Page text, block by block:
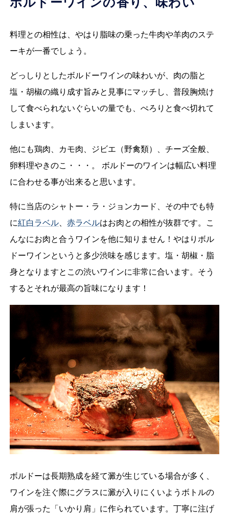
料理との相性は、やはり脂味の乗った牛肉や羊肉のステ
ーキが一番でしょう。
どっしりとしたボルドーワインの味わいが、肉の脂と
塩・胡椒の織り成す旨みと見事にマッチし、普段胸焼け
して食べられないぐらいの量でも、ぺろりと食べ切れて
しまいます。
他にも鶏肉、カモ肉、ジビエ（野禽類）、チーズ全般、
卵料理やきのこ・・・。 ボルドーのワインは幅広い料理
に合わせる事が出来ると思います。
特に当店のシャトー・ラ・ジョンカード、その中でも特
に紅白ラベル、 赤ラベルはお肉との相性が抜群です。こ
んなにお肉と合うワインを他に知りません！やはりボル
ドーワインというと多少渋味を感じます。塩・胡椒・脂
身となりますとこの渋いワインに非常に合います。そう
するとそれが最高の旨味になります！
ボルドーは長期熟成を経て澱が生じている場合が多く、
ワインを注ぐ際にグラスに澱が入りにくいようボトルの
肩が張った「いかり肩」に作られています。丁寧に注げ